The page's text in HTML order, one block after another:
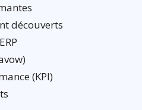
découverts
(KPI)